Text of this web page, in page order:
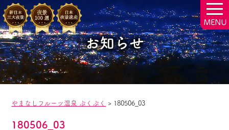
お知らせ
やまなしフルーツ温泉 ぷくぷく > 180506_03
180506_03